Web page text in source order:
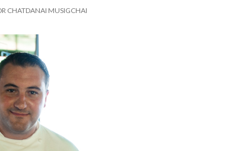
CHATDANAI MUSIGCHAI